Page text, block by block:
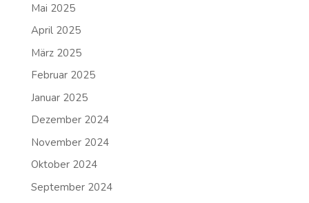
Mai 2025
April 2025
März 2025
Februar 2025
Januar 2025
Dezember 2024
November 2024
Oktober 2024
September 2024